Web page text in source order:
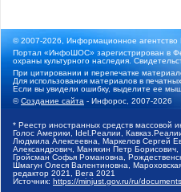
© 2007-2026, Информационное
Портал «ИнфоШОС» зарегистрирован в
охраны культурного наследия.
При цитировании и перепечатке
Для использования материалов в
Если вы увидели ошибку, выделите ее
©Создание сайта - Инфорос, 2007-2026
* Реестр иностранных средств массовой
Голос Америки, Idel.Реалии,
Людмила Алексеевна, Маркелов Сергей
Александрович, Маняхин Петр
Гройсман Софья Романовна,
Шмагун Олеся Валентиновна,
редактор 2021, Вега 2021
Источник: https://minjust.gov.ru/ru/